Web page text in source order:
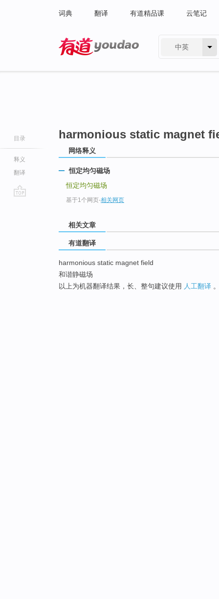
词典 翻译 有道精品课 云笔记
中英
目录
释义
翻译
harmonious static magnet
网络释义
恒定均匀磁场
恒定均匀磁场
基于1个网页-相关网页
相关文章
有道翻译
harmonious static magnet field
和谐静磁场
以上为机器翻译结果，长、整句建议使用 人工翻译